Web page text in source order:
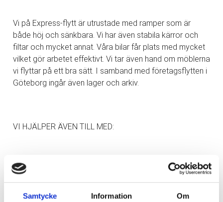
Samtycke Information Om
Vi på Express-flytt är utrustade med ramper som är
både höj och sänkbara. Vi har även stabila kärror och
filtar och mycket annat. Våra bilar får plats med mycket
vilket gör arbetet effektivt. Vi tar även hand om möblerna
vi flyttar på ett bra sätt. I samband med företagsflytten i
Göteborg ingår även lager och arkiv.
VI HJÄLPER ÄVEN TILL MED:
att ge trygghet och en kostnads översikt i samband med
flytten. Utöver det hjälper vi även till med flysstäd/
kontorsstädning, magasinering och lån av flyttkartonger.